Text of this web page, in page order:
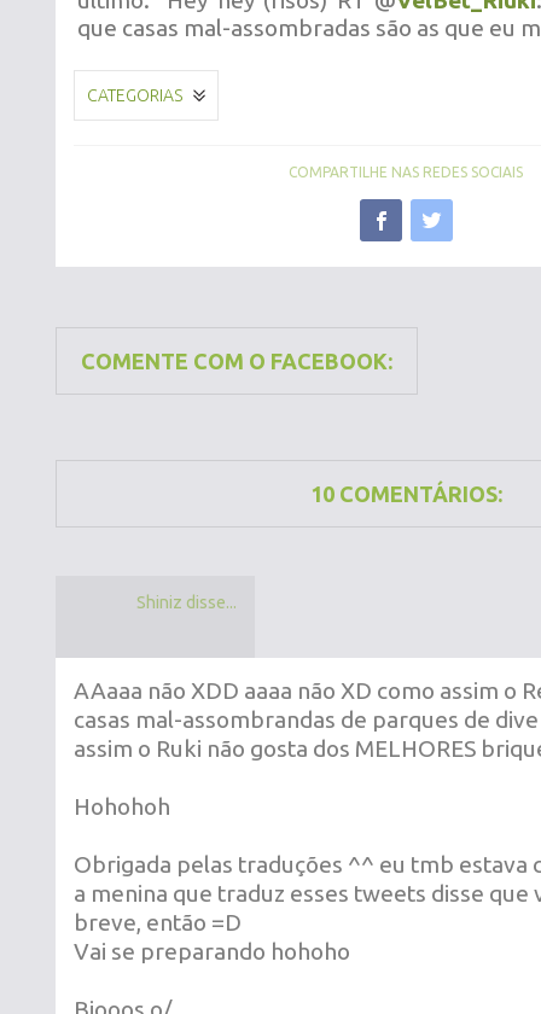
que casas mal-assombradas são as que eu
CATEGORIAS
COMPARTILHE NAS REDES SOCIAIS
COMENTE COM O FACEBOOK:
10 COMENTÁRIOS:
Shiniz disse...
AAaaa não XDD aaaa não XD como assim o
casas mal-assombrandas de parques de
assim o Ruki não gosta dos MELHORES
Hohohoh
Obrigada pelas traduções ^^ eu tmb estava
a menina que traduz esses tweets disse que
breve, então =D
Vai se preparando hohoho